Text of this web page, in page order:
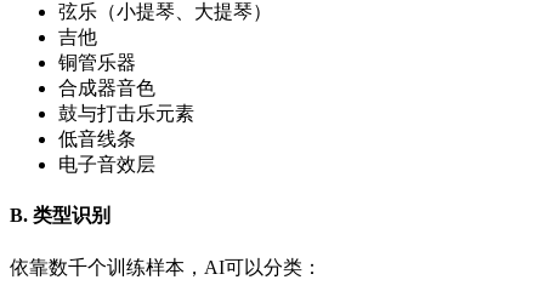
弦乐（小提琴、大提琴）
吉他
铜管乐器
合成器音色
鼓与打击乐元素
低音线条
电子音效层
B. 类型识别
依靠数千个训练样本，AI可以分类：